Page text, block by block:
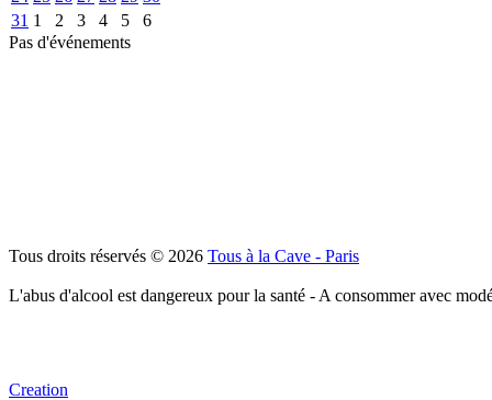
31 1 2 3 4 5
6
Pas d'événements
Tous droits réservés © 2026 Tous à la Cave - Paris
L'abus d'alcool est dangereux pour la santé - A consommer avec
Creation